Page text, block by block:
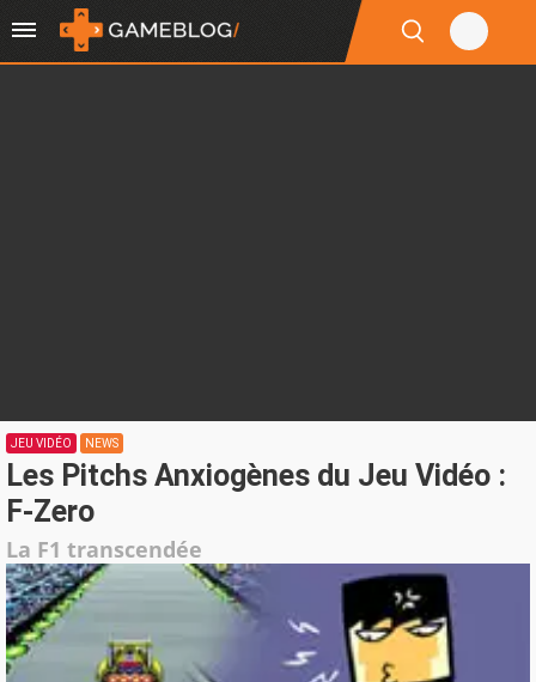
JEU VIDÉO NEWS
Les Pitchs Anxiogènes du Jeu Vidéo :
F-Zero
La F1 transcendée